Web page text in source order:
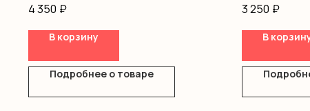
4 350 ₽
В корзину
Подробнее о товаре
Розы
Писташ
Оформление
3 250 ₽
В